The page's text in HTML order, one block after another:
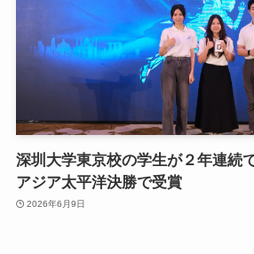
深圳大学東京校の学生が２年連続
アジア太平洋決勝で受賞
2026年6月9日